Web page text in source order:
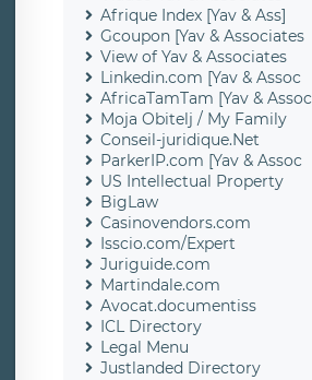
Afrique Index [Yav & Ass]
Gcoupon [Yav & Associates
View of Yav & Associates
Linkedin.com [Yav & Assoc
AfricaTamTam [Yav & Assoc
Moja Obitelj / My Family
Conseil-juridique.Net
ParkerIP.com [Yav & Assoc
US Intellectual Property
BigLaw
Casinovendors.com
Isscio.com/Expert
Juriguide.com
Martindale.com
Avocat.documentiss
ICL Directory
Legal Menu
Justlanded Directory